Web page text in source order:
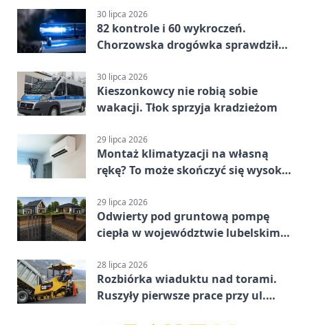
30 lipca 2026
82 kontrole i 60 wykroczeń.
Chorzowska drogówka sprawdziła
30 lipca 2026
Kieszonkowcy nie robią sobie
wakacji. Tłok sprzyja kradzieżom
29 lipca 2026
Montaż klimatyzacji na własną
rękę? To może skończyć się wysoką
29 lipca 2026
Odwierty pod gruntową pompę
ciepła w województwie lubelskim -
28 lipca 2026
Rozbiórka wiaduktu nad torami.
Ruszyły pierwsze prace przy ul.